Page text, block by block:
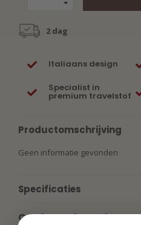
2 dag
Italiaans design
Specialist in
premium travelstof
Productomschrijving
Geen informatie gevonden
Specificaties
Gerelateerde producten